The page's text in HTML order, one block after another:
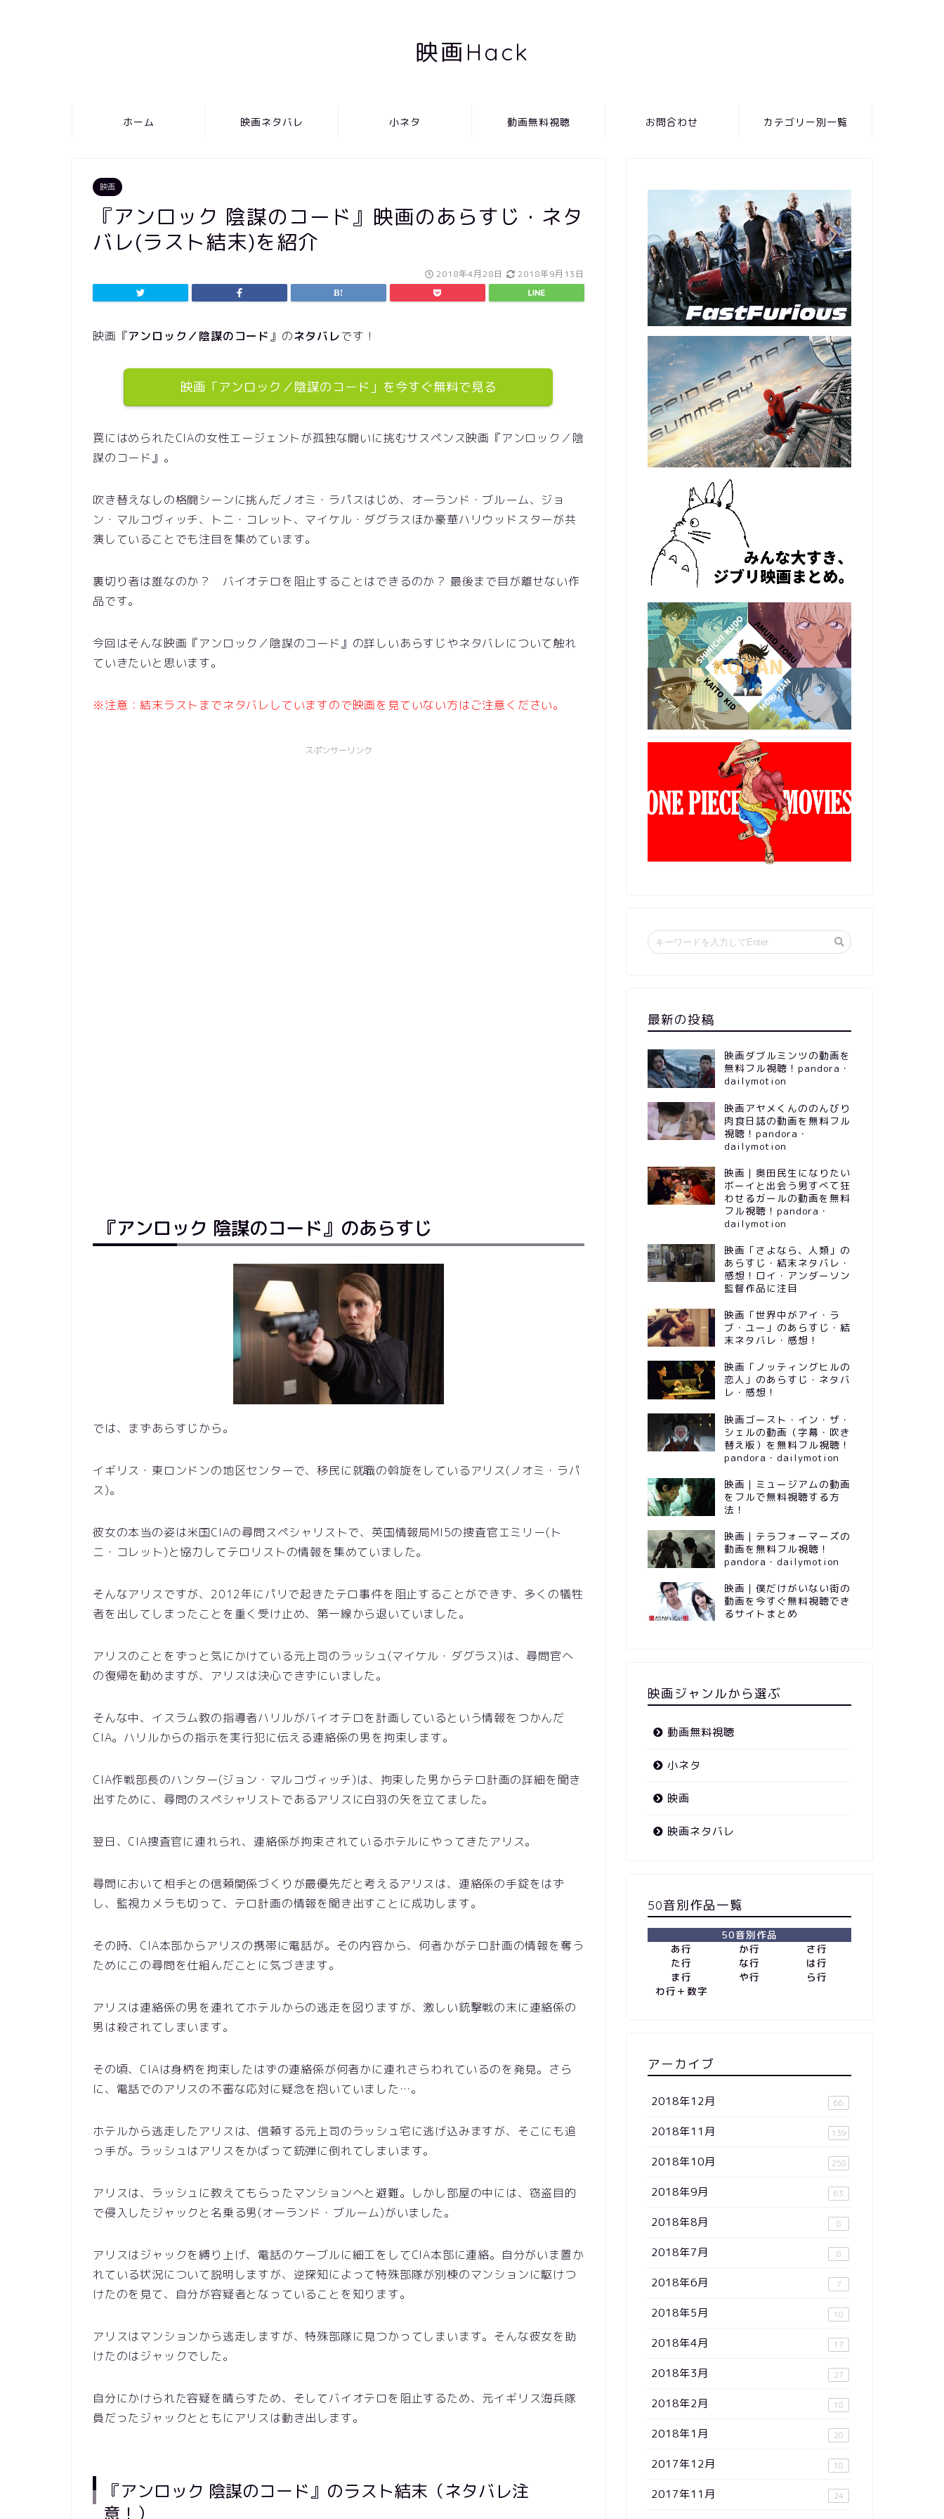
映画Hack
ホーム 映画ネタバレ 小ネタ 動画無料視聴 お問合わせ カテゴリー別一覧
映画
『アンロック 陰謀のコード』映画のあらすじ・ネタ
バレ(ラスト結末)を紹介
2018年4月28日 2018年9月13日
映画『アンロック／陰謀のコード』のネタバレです！
映画「アンロック／陰謀のコード」を今すぐ無料で見る
罠にはめられたCIAの女性エージェントが孤独な闘いに挑むサスペンス映画『アンロック／陰
謀のコード』。
吹き替えなしの格闘シーンに挑んだノオミ・ラパスはじめ、オーランド・ブルーム、ジョ
ン・マルコヴィッチ、トニ・コレット、マイケル・ダグラスほか豪華ハリウッドスターが共
演していることでも注目を集めています。
裏切り者は誰なのか？ バイオテロを阻止することはできるのか？ 最後まで目が離せない作
品です。
今回はそんな映画『アンロック／陰謀のコード』の詳しいあらすじやネタバレについて触れ
ていきたいと思います。
※注意：結末ラストまでネタバレしていますので映画を見ていない方はご注意ください。
スポンサーリンク
『アンロック 陰謀のコード』のあらすじ
では、まずあらすじから。
イギリス・東ロンドンの地区センターで、移民に就職の斡旋をしているアリス(ノオミ・ラパ
ス)。
彼女の本当の姿は米国CIAの尋問スペシャリストで、英国情報局MI5の捜査官エミリー(ト
ニ・コレット)と協力してテロリストの情報を集めていました。
そんなアリスですが、2012年にパリで起きたテロ事件を阻止することができず、多くの犠牲
者を出してしまったことを重く受け止め、第一線から退いていました。
アリスのことをずっと気にかけている元上司のラッシュ(マイケル・ダグラス)は、尋問官へ
の復帰を勧めますが、アリスは決心できずにいました。
そんな中、イスラム教の指導者ハリルがバイオテロを計画しているという情報をつかんだ
CIA。ハリルからの指示を実行犯に伝える連絡係の男を拘束します。
CIA作戦部長のハンター(ジョン・マルコヴィッチ)は、拘束した男からテロ計画の詳細を聞き
出すために、尋問のスペシャリストであるアリスに白羽の矢を立てました。
翌日、CIA捜査官に連れられ、連絡係が拘束されているホテルにやってきたアリス。
尋問において相手との信頼関係づくりが最優先だと考えるアリスは、連絡係の手錠をはず
し、監視カメラも切って、テロ計画の情報を聞き出すことに成功します。
その時、CIA本部からアリスの携帯に電話が。その内容から、何者かがテロ計画の情報を奪う
ためにこの尋問を仕組んだことに気づきます。
アリスは連絡係の男を連れてホテルからの逃走を図りますが、激しい銃撃戦の末に連絡係の
男は殺されてしまいます。
その頃、CIAは身柄を拘束したはずの連絡係が何者かに連れさらわれているのを発見。さら
に、電話でのアリスの不審な応対に疑念を抱いていました…。
ホテルから逃走したアリスは、信頼する元上司のラッシュ宅に逃げ込みますが、そこにも追
っ手が。ラッシュはアリスをかばって銃弾に倒れてしまいます。
アリスは、ラッシュに教えてもらったマンションへと避難。しかし部屋の中には、窃盗目的
で侵入したジャックと名乗る男(オーランド・ブルーム)がいました。
アリスはジャックを縛り上げ、電話のケーブルに細工をしてCIA本部に連絡。自分がいま置か
れている状況について説明しますが、逆探知によって特殊部隊が別棟のマンションに駆けつ
けたのを見て、自分が容疑者となっていることを知ります。
アリスはマンションから逃走しますが、特殊部隊に見つかってしまいます。そんな彼女を助
けたのはジャックでした。
自分にかけられた容疑を晴らすため、そしてバイオテロを阻止するため、元イギリス海兵隊
員だったジャックとともにアリスは動き出します。
『アンロック 陰謀のコード』のラスト結末（ネタバレ注
意！）
最新の投稿
映画ダブルミンツの動画を
無料フル視聴！pandora・
dailymotion
映画アヤメくんののんびり
肉食日誌の動画を無料フル
視聴！pandora・
dailymotion
映画｜奥田民生になりたい
ボーイと出会う男すべて狂
わせるガールの動画を無料
フル視聴！pandora・
dailymotion
映画「さよなら、人類」の
あらすじ・結末ネタバレ・
感想！ロイ・アンダーソン
監督作品に注目
映画「世界中がアイ・ラ
ブ・ユー」のあらすじ・結
末ネタバレ・感想！
映画「ノッティングヒルの
恋人」のあらすじ・ネタバ
レ・感想！
映画ゴースト・イン・ザ・
シェルの動画（字幕・吹き
替え版）を無料フル視聴！
pandora・dailymotion
映画｜ミュージアムの動画
をフルで無料視聴する方
法！
映画｜テラフォーマーズの
動画を無料フル視聴！
pandora・dailymotion
映画｜僕だけがいない街の
動画を今すぐ無料視聴でき
るサイトまとめ
映画ジャンルから選ぶ
動画無料視聴
小ネタ
映画
映画ネタバレ
50音別作品一覧
50音別作品
あ行
か行
さ行
た行
な行
は行
ま行
や行
ら行
わ行＋数字
アーカイブ
2018年12月 66
2018年11月 139
2018年10月 258
2018年9月 63
2018年8月 8
2018年7月 8
2018年6月 7
2018年5月 10
2018年4月 17
2018年3月 27
2018年2月 18
2018年1月 20
2017年12月 18
2017年11月 24